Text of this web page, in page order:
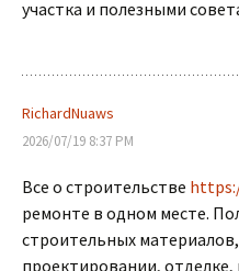
участка и полезными
RichardNuaws
2026/07/19 8:37 PM
Все о строительстве
ремонте в одном месте.
строительных
проектировании,